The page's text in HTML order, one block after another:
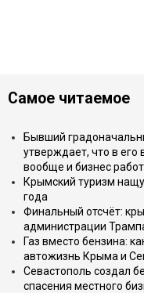
Самое читаемое
Бывший
утверждает, что в его
вообще и бизнес
Крымский туризм
года
Финальный отсчёт:
администрации
Газ вместо бензина:
автожизнь Крыма и
Севастополь создал
спасения местного